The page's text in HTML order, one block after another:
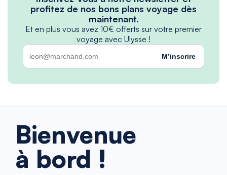
profitez de nos bons plans voyage dès
maintenant.
Et en plus vous avez 10€ offerts sur votre premier
voyage avec Ulysse !
M’inscrire
Bienvenue
à bord !